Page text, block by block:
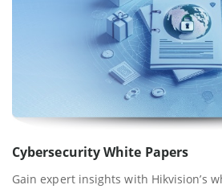
Cybersecurity White Papers
Gain expert insights with Hikvision’s